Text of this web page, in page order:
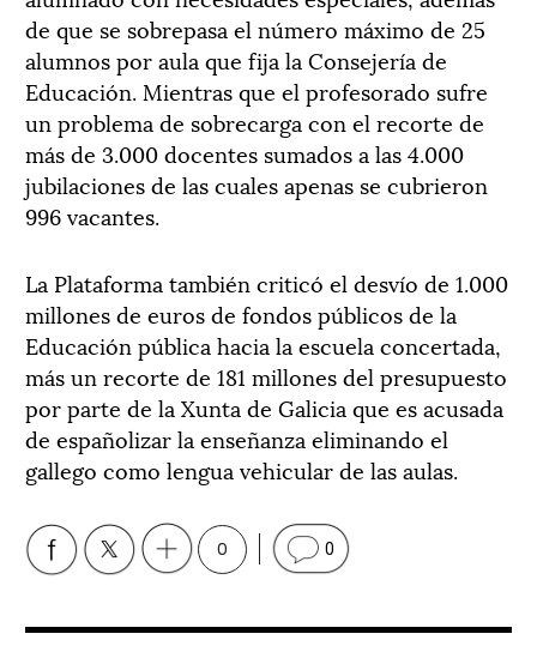
de que se sobrepasa el número máximo de 25
alumnos por aula que fija la Consejería de
Educación. Mientras que el profesorado sufre
un problema de sobrecarga con el recorte de
más de 3.000 docentes sumados a las 4.000
jubilaciones de las cuales apenas se cubrieron
996 vacantes.
La Plataforma también criticó el desvío de 1.000
millones de euros de fondos públicos de la
Educación pública hacia la escuela concertada,
más un recorte de 181 millones del presupuesto
por parte de la Xunta de Galicia que es acusada
de españolizar la enseñanza eliminando el
gallego como lengua vehicular de las aulas.
0 0